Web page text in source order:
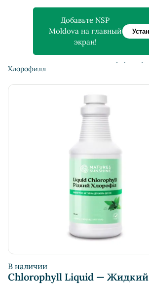
> >
Хлорофилл
В наличии
Chlorophyll Liquid —
Добавьте NSP
Moldova на главный
экран!